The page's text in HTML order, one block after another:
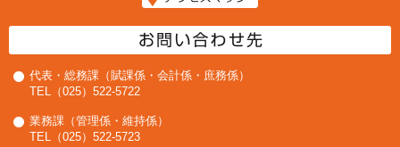
代表・総務課（賦課係・会計係・庶務係）
TEL（025）522-5722
業務課（管理係・維持係）
TEL（025）522-5723